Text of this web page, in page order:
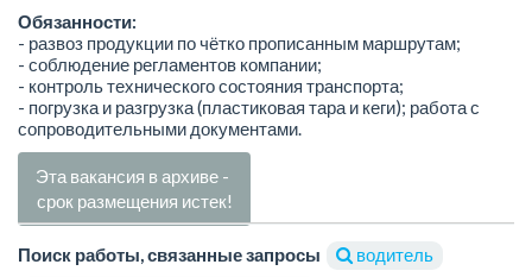
Обязанности:
- развоз продукции по чётко прописанным маршрутам;
- соблюдение регламентов компании;
- контроль технического состояния транспорта;
- погрузка и разгрузка (пластиковая тара и кеги); работа с
сопроводительными документами.
Эта вакансия в архиве -
срок размещения истек!
Поиск работы, связанные запросы
водитель